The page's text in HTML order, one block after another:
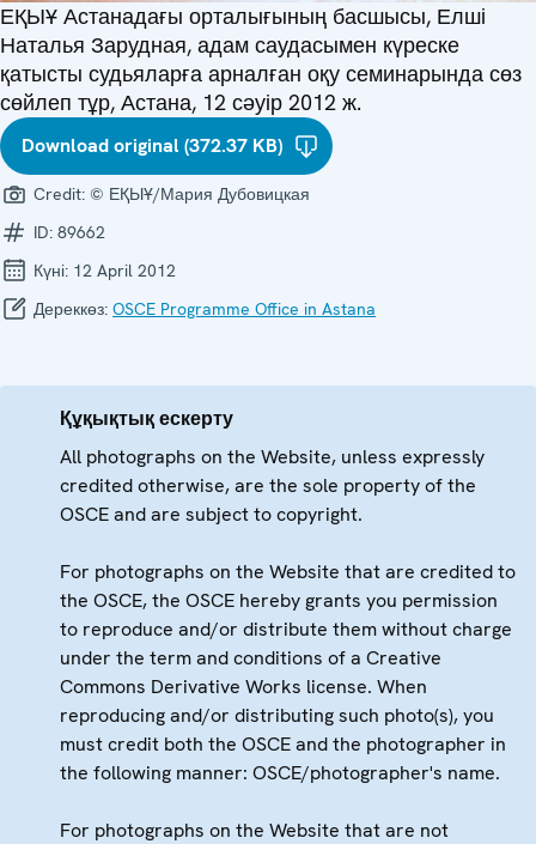
ЕҚЫҰ Астанадағы орталығының басшысы, Елші
Наталья Зарудная, адам саудасымен күреске
қатысты судьяларға арналған оқу семинарында сөз
сөйлеп тұр, Астана, 12 сәуір 2012 ж.
Download original (372.37 KB)
Credit: © ЕҚЫҰ/Мария Дубовицкая
ID: 89662
Күні: 12 April 2012
Дереккөз: OSCE Programme Office in Astana
Құқықтық ескерту
All photographs on the Website, unless expressly
credited otherwise, are the sole property of the
OSCE and are subject to copyright.
For photographs on the Website that are credited to
the OSCE, the OSCE hereby grants you permission
to reproduce and/or distribute them without charge
under the term and conditions of a Creative
Commons Derivative Works license. When
reproducing and/or distributing such photo(s), you
must credit both the OSCE and the photographer in
the following manner: OSCE/photographer's name.
For photographs on the Website that are not